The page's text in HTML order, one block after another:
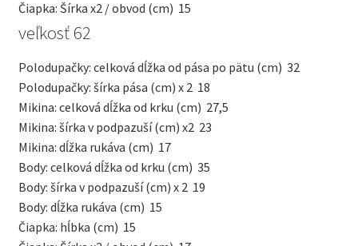
Čiapka: Šírka x2 / obvod (cm) 15
veľkosť 62
Polodupačky: celková dĺžka od pása po pätu (cm) 32
Polodupačky: šírka pása (cm) x 2 18
Mikina: celková dĺžka od krku (cm) 27,5
Mikina: šírka v podpazuší (cm) x2 23
Mikina: dĺžka rukáva (cm) 17
Body: celková dĺžka od krku (cm) 35
Body: šírka v podpazuší (cm) x 2 19
Body: dĺžka rukáva (cm) 15
Čiapka: hĺbka (cm) 15